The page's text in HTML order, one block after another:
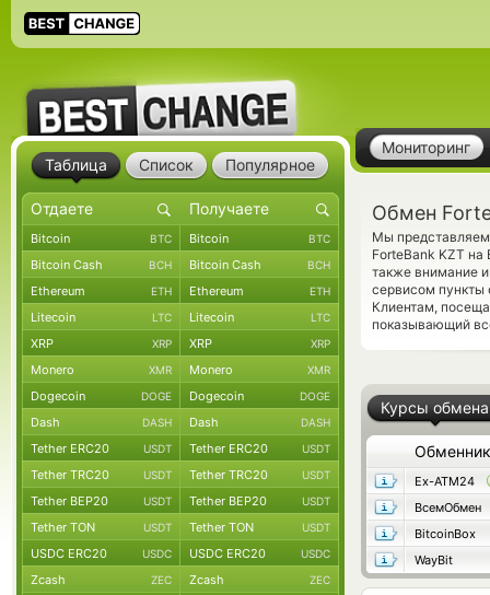
Мониторинг
Обмен
Мы представляем
ForteBank KZT на
также внимание
сервисом пункты
Клиентам,
показывающий
Курсы обмена
Обменник
Ex-ATM24
ВсемОбмен
BitcoinBox
WayBit
Таблица Список Популярное
Bitcoin BTC Bitcoin BTC
Bitcoin Cash BCH Bitcoin Cash BCH
Ethereum ETH Ethereum ETH
Litecoin LTC Litecoin LTC
XRP XRP XRP XRP
Monero XMR Monero XMR
Dogecoin DOGE Dogecoin DOGE
Dash DASH Dash DASH
Tether ERC20 USDT Tether ERC20 USDT
Tether TRC20 USDT Tether TRC20 USDT
Tether BEP20 USDT Tether BEP20 USDT
Tether TON USDT Tether TON USDT
USDC ERC20 USDC USDC ERC20 USDC
Zcash ZEC Zcash ZEC